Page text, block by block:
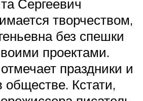
Сергеевич
творчеством,
без спешки
проектами.
праздники и
обществе. Кстати,